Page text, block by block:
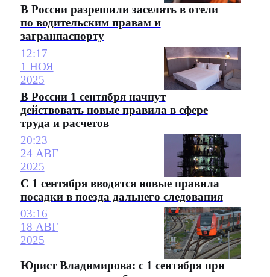
В России разрешили заселять в отели
по водительским правам и
загранпаспорту
12:17
1 НОЯ
2025
В России 1 сентября начнут
действовать новые правила в сфере
труда и расчетов
20:23
24 АВГ
2025
С 1 сентября вводятся новые правила
посадки в поезда дальнего следования
03:16
18 АВГ
2025
Юрист Владимирова: с 1 сентября при